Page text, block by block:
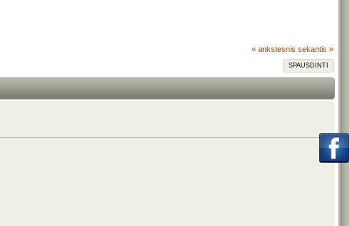
« ankstesnis sekantis »
SPAUSDINTI